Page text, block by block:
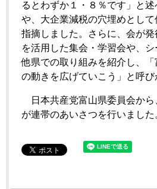
るとわずか１・８％です」と
や、大企業減税の穴埋めとし
指摘しました。さらに、会が発
を活用した集会・学習会や、
他県での取り組みを紹介し、
の動きを広げていこう」と呼び
日本共産党富山県委員会から
が連帯のあいさつを行いました